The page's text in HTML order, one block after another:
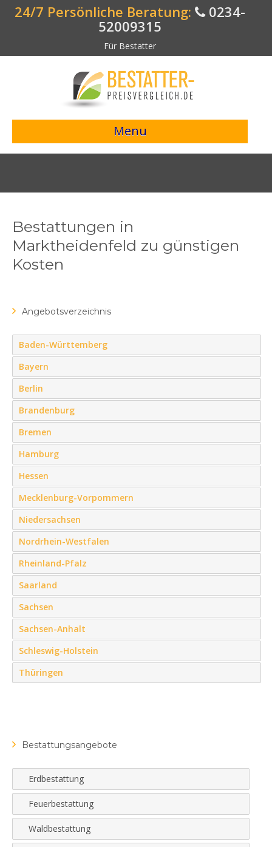
24/7 Persönliche Beratung:
0234-
52009315
Für Bestatter
Menu
> Preisvergleich starten <
Bestattungsvorsorge
Bestattungen in
Marktheidenfeld zu günstigen
Kosten
Angebotsverzeichnis
Baden-Württemberg
Bayern
Berlin
Brandenburg
Bremen
Hamburg
Hessen
Mecklenburg-Vorpommern
Niedersachsen
Nordrhein-Westfalen
Rheinland-Pfalz
Saarland
Sachsen
Sachsen-Anhalt
Schleswig-Holstein
Thüringen
Bestattungsangebote
Erdbestattung
Feuerbestattung
Waldbestattung